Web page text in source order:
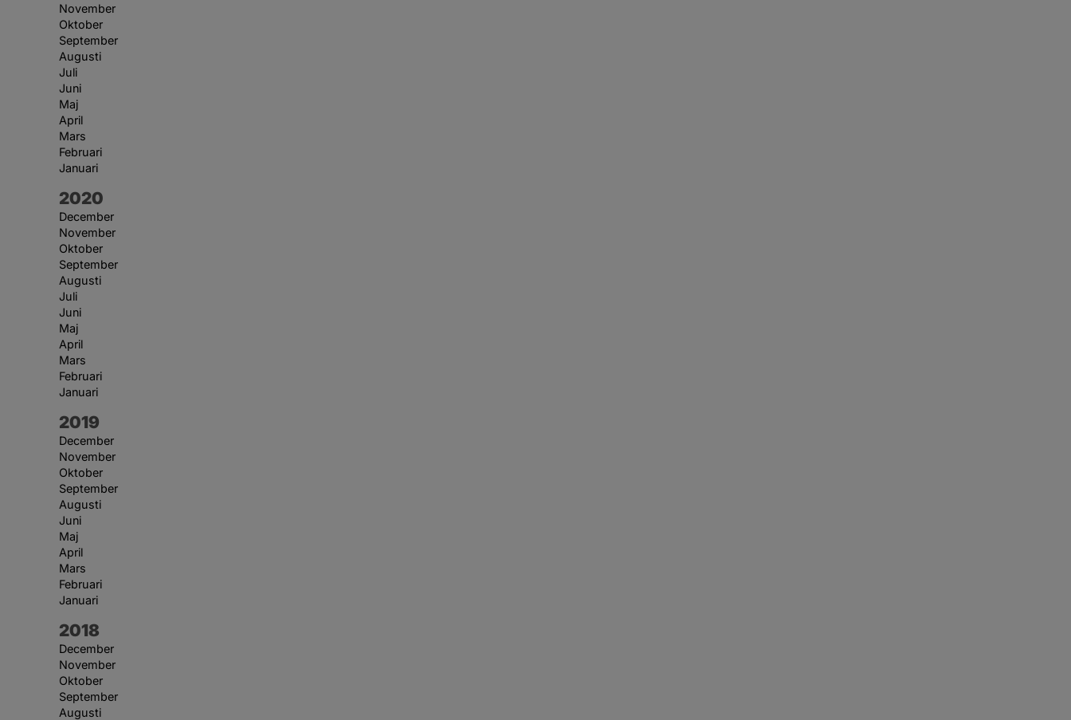
November
Oktober
September
Augusti
Juli
Juni
Maj
April
Mars
Februari
Januari
År:
2020
December
November
Oktober
September
Augusti
Juli
Juni
Maj
April
Mars
Februari
Januari
År:
2019
December
November
Oktober
September
Augusti
Juni
Maj
April
Mars
Februari
Januari
År:
2018
December
November
Oktober
September
Augusti